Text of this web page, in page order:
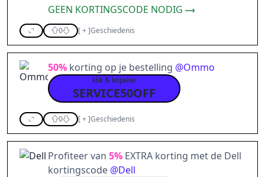
GEEN KORTINGSCODE NODIG
0 [+]Geschiedenis
50% korting op je bestelling @Ommo
klik & kopieer
SERVICE50OFF
0 [+]Geschiedenis
Profiteer van 5% EXTRA korting met de Dell
kortingscode @Dell